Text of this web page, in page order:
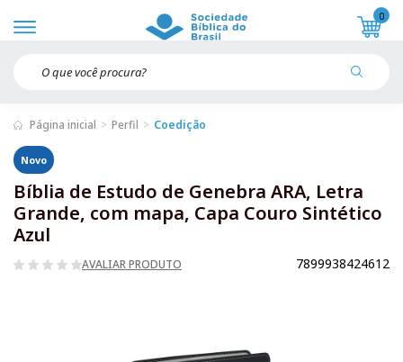
0
Página inicial Perfil Coedição
Novo
Bíblia de Estudo de Genebra ARA, Letra
Grande, com mapa, Capa Couro Sintético
Azul
AVALIAR PRODUTO 7899938424612